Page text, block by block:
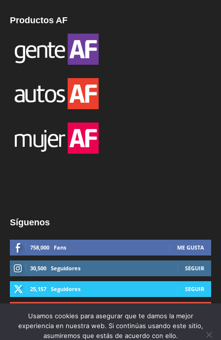
Productos AF
Síguenos
758,000 Fans ME GUSTA
30,500 Seguidores SEGUIR
25,157 Seguidores SEGUIR
Usamos cookies para asegurar que te damos la mejor
experiencia en nuestra web. Si continúas usando este sitio,
asumiremos que estás de acuerdo con ello.